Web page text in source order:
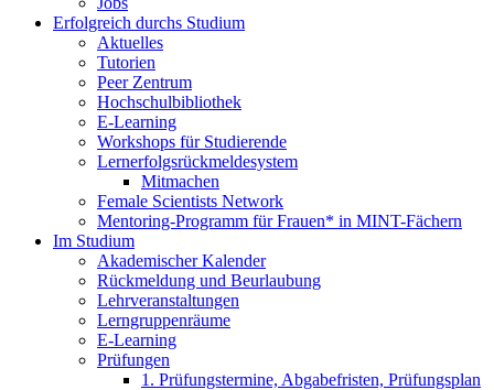
Erfolgreich durchs Studium
Aktuelles
Tutorien
Peer Zentrum
Hochschulbibliothek
E-Learning
Workshops für Studierende
Lernerfolgsrückmeldesystem
Mitmachen
Female Scientists Network
Mentoring-Programm für Frauen* in MINT-Fächern
Im Studium
Akademischer Kalender
Rückmeldung und Beurlaubung
Lehrveranstaltungen
Lerngruppenräume
E-Learning
Prüfungen
1. Prüfungstermine, Abgabefristen, Prüfungsplan